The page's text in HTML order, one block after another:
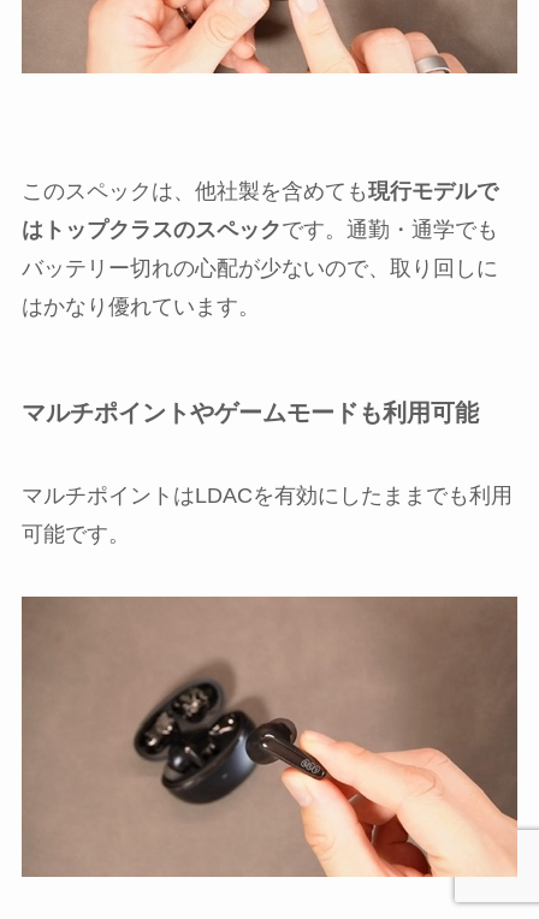
このスペックは、他社製を含めても現行モデルで
はトップクラスのスペックです。通勤・通学でも
バッテリー切れの心配が少ないので、取り回しに
はかなり優れています。
マルチポイントやゲームモードも利用可能
マルチポイントはLDACを有効にしたままでも利用
可能です。